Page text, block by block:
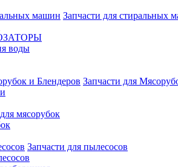
Запчасти для стиральных
воды
Запчасти для
мясорубок
Запчасти для пылесосов